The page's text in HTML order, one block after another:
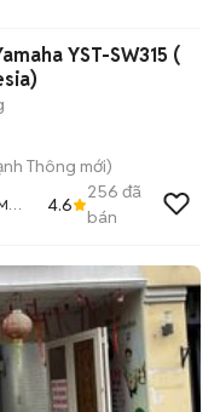
YST-SW315 (
Thông mới)
4.6
256 đã
bán